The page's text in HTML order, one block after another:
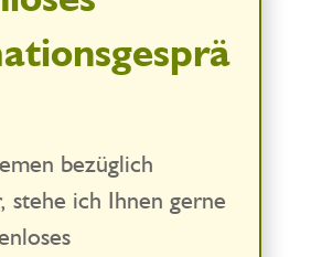
bezüglich
stehe ich Ihnen gerne